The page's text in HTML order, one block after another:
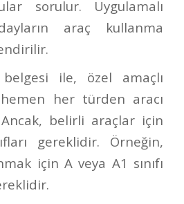
sorulur. Uygulamalı
araç kullanma
belgesi ile, özel amaçlı
hemen her türden aracı
belirli araçlar için
gereklidir. Örneğin,
için A veya A1 sınıfı